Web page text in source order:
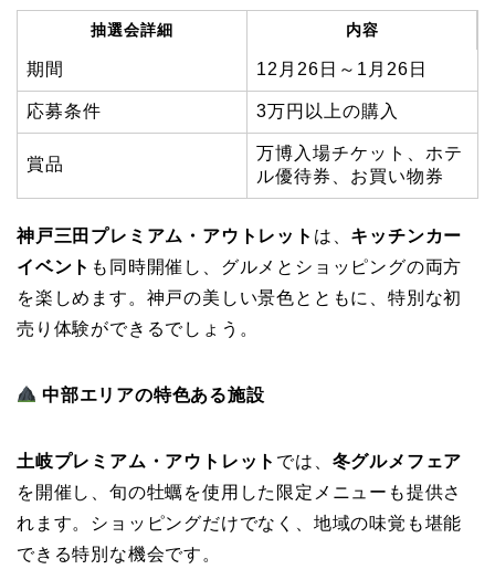
抽選会詳細 内容
期間 12月26日～1月26日
応募条件 3万円以上の購入
賞品
万博入場チケット、ホテ
ル優待券、お買い物券
神戸三田プレミアム・アウトレット は、 キッチンカー
イベント も同時開催し、グルメとショッピングの両方
を楽しめます。神戸の美しい景色とともに、特別な初
売り体験ができるでしょう。
中部エリアの特色ある施設
土岐プレミアム・アウトレット では、 冬グルメフェア
を開催し、旬の牡蠣を使用した限定メニューも提供さ
れます。ショッピングだけでなく、地域の味覚も堪能
できる特別な機会です。